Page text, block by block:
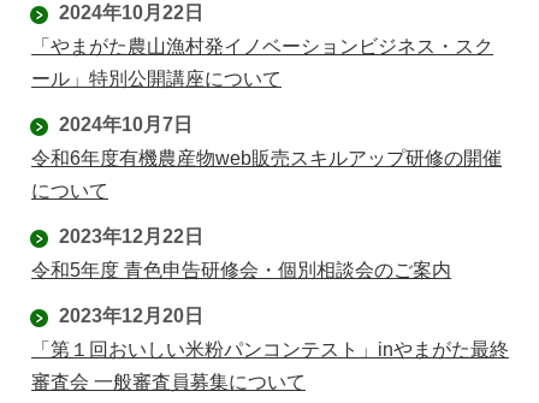
2024年10月22日
「やまがた農山漁村発イノベーションビジネス・スク
ール」特別公開講座について
2024年10月7日
令和6年度有機農産物web販売スキルアップ研修の開催
について
2023年12月22日
令和5年度 青色申告研修会・個別相談会のご案内
2023年12月20日
「第１回おいしい米粉パンコンテスト」inやまがた最終
審査会 一般審査員募集について